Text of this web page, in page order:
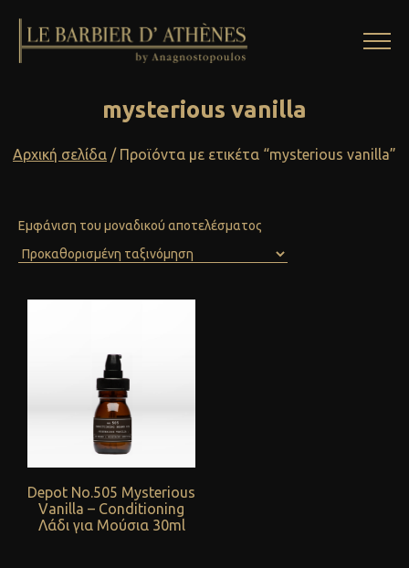
mysterious vanilla
Αρχική σελίδα / Προϊόντα με ετικέτα “mysterious vanilla”
Εμφάνιση του μοναδικού αποτελέσματος
Depot No.505 Mysterious
Vanilla – Conditioning
Λάδι για Μούσια 30ml